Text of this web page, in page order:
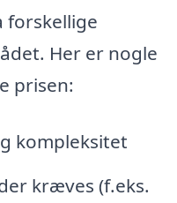
forskellige
Her er nogle
prisen:
kompleksitet
kræves (f.eks.